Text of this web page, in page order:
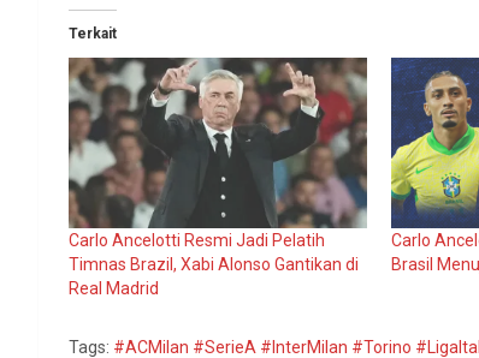
Terkait
Carlo Ancelotti Resmi Jadi Pelatih
Timnas Brazil, Xabi Alonso Gantikan di
Real Madrid
Carlo
Brasil
Tags: #ACMilan #SerieA #InterMilan #Torino